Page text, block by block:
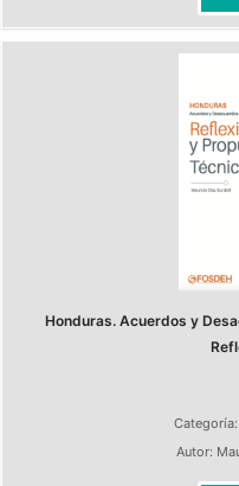
Honduras. Acuerdos y
Categoría:
Autor: